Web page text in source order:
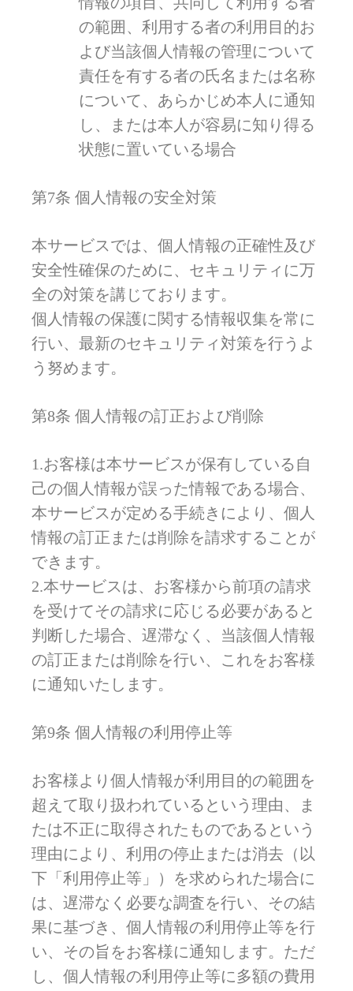
の範囲、利用する者の利用目的お
よび当該個人情報の管理について
責任を有する者の氏名または名称
について、あらかじめ本人に通知
し、または本人が容易に知り得る
状態に置いている場合
第7条 個人情報の安全対策
本サービスでは、個人情報の正確性及び
安全性確保のために、セキュリティに万
全の対策を講じております。
個人情報の保護に関する情報収集を常に
行い、最新のセキュリティ対策を行うよ
う努めます。
第8条 個人情報の訂正および削除
1.お客様は本サービスが保有している自
己の個人情報が誤った情報である場合、
本サービスが定める手続きにより、個人
情報の訂正または削除を請求することが
できます。
2.本サービスは、お客様から前項の請求
を受けてその請求に応じる必要があると
判断した場合、遅滞なく、当該個人情報
の訂正または削除を行い、これをお客様
に通知いたします。
第9条 個人情報の利用停止等
お客様より個人情報が利用目的の範囲を
超えて取り扱われているという理由、ま
たは不正に取得されたものであるという
理由により、利用の停止または消去（以
下「利用停止等」）を求められた場合に
は、遅滞なく必要な調査を行い、その結
果に基づき、個人情報の利用停止等を行
い、その旨をお客様に通知します。ただ
し、個人情報の利用停止等に多額の費用